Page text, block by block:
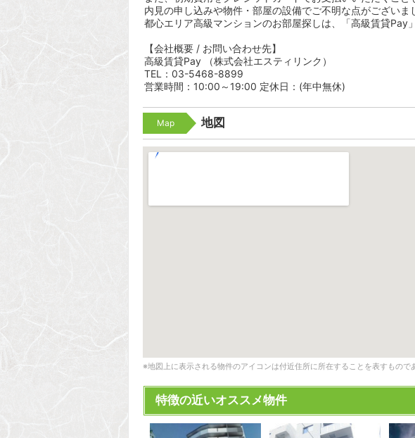
内見の申し込みや物件・部屋の設備でご不明な点がございま
都心エリア高級マンションのお部屋探しは、「高級賃貸Pay
【会社概要 / お問い合わせ先】
高級賃貸Pay （株式会社エスティリンク）
TEL：03-5468-8899
営業時間：10:00～19:00 定休日：(年中無休)
Map 地図
※地図上に表示される物件のアイコンは付近住所に所在することを表すもので
特徴の近いオススメ物件